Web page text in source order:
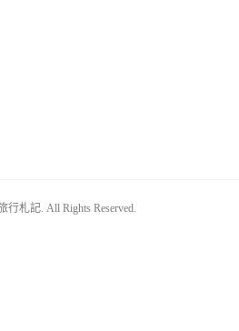
札記. All Rights Reserved.